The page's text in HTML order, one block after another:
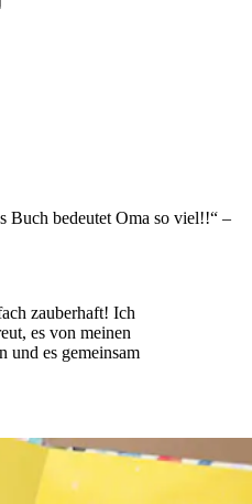
Buch bedeutet Oma so viel!!“ –
zauberhaft! Ich
es von meinen
und es gemeinsam